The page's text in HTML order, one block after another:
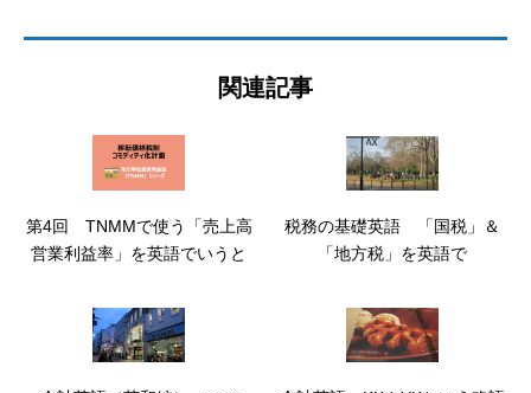
関連記事
第4回 TNMMで使う「売上高
営業利益率」を英語でいうと
税務の基礎英語 「国税」＆
「地方税」を英語で